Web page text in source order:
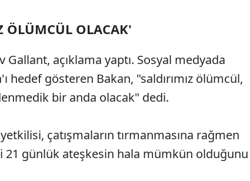
OLACAK'
Gallant, açıklama yaptı. Sosyal medyada
hedef gösteren Bakan, "saldırımız ölümcül,
bir anda olacak" dedi.
çatışmaların tırmanmasına rağmen
21 günlük ateşkesin hala mümkün olduğunu